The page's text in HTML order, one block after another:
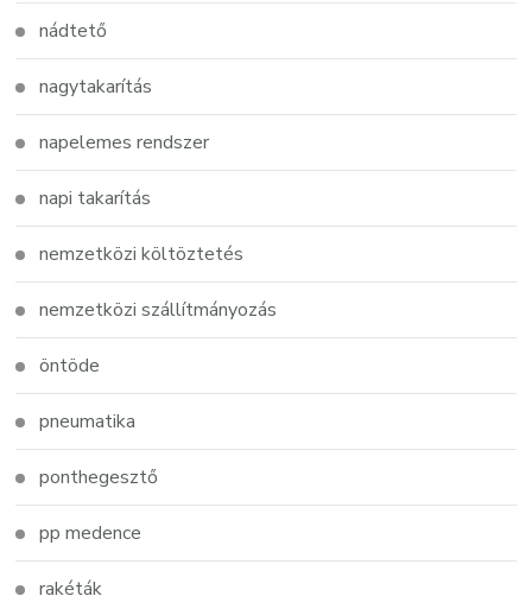
nádtető
nagytakarítás
napelemes rendszer
napi takarítás
nemzetközi költöztetés
nemzetközi szállítmányozás
öntöde
pneumatika
ponthegesztő
pp medence
rakéták